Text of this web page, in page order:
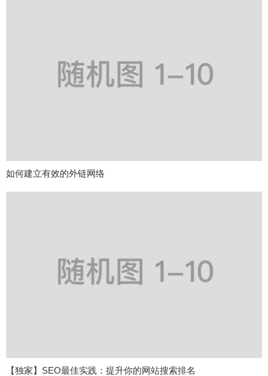
如何建立有效的外链网络
【独家】SEO最佳实践：提升你的网站搜索排名